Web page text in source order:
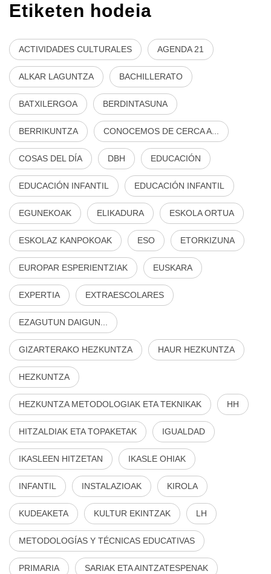
Etiketen hodeia
ACTIVIDADES CULTURALES AGENDA 21
ALKAR LAGUNTZA BACHILLERATO
BATXILERGOA BERDINTASUNA
BERRIKUNTZA CONOCEMOS DE CERCA A...
COSAS DEL DÍA DBH EDUCACIÓN
EDUCACIÓN INFANTIL EDUCACIÓN INFANTIL
EGUNEKOAK ELIKADURA ESKOLA ORTUA
ESKOLAZ KANPOKOAK ESO ETORKIZUNA
EUROPAR ESPERIENTZIAK EUSKARA
EXPERTIA EXTRAESCOLARES
EZAGUTUN DAIGUN...
GIZARTERAKO HEZKUNTZA HAUR HEZKUNTZA
HEZKUNTZA
HEZKUNTZA METODOLOGIAK ETA TEKNIKAK HH
HITZALDIAK ETA TOPAKETAK IGUALDAD
IKASLEEN HITZETAN IKASLE OHIAK
INFANTIL INSTALAZIOAK KIROLA
KUDEAKETA KULTUR EKINTZAK LH
METODOLOGÍAS Y TÉCNICAS EDUCATIVAS
PRIMARIA SARIAK ETA AINTZATESPENAK